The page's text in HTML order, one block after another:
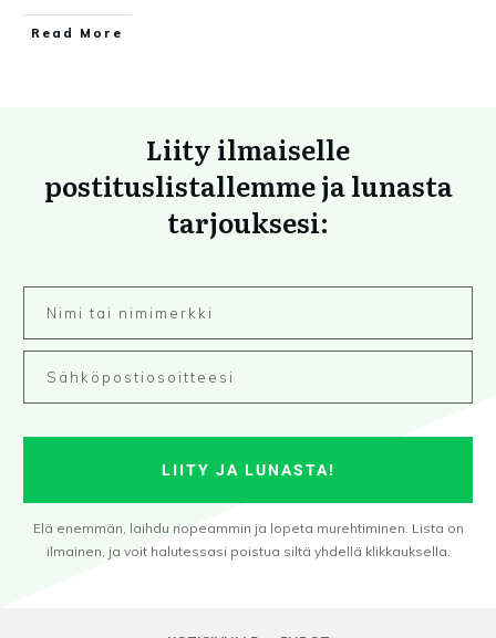
Read More
Liity ilmaiselle
postituslistallemme ja lunasta
tarjouksesi:
LIITY JA LUNASTA!
Elä enemmän, laihdu nopeammin ja lopeta murehtiminen. Lista on
ilmainen, ja voit halutessasi poistua siltä yhdellä klikkauksella.